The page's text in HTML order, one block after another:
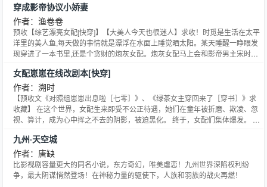
成了关琮唯一的徒弟。在人人艳羡的目光中,顾林芷封心锁爱,一心问道,却一直
不能得见师父真颜。直到有一天,她看到了净珩仙君那为数不多的画像之一,然后
转身奔回住所,一脚踹开平日里那总是故作神秘关着的、师父的洞府大门,给老娘
滚出来！渣男！嘴毒刻薄死宅大能男主X封心锁爱一心向事业爆娇女主1、修罗
场有（有其他对女主有箭头的角色）2、追妻有本文将于2月3日入V,不开防盗,
谢谢小天使们的支持,另外给喜欢跳订的小天使指个路（以目前存稿进度为
准）：1、文案情节在44章2、凡界的一些真相在52~54章3、两人第一次摊牌
在第57~58章4、仙网的问题在59章往后5、全部真相得在中后段揭晓,目前还没
存稿到那里,存稿完会具体定位到章节——预收《知心哥哥人美心善》——江晚
念六岁的时候随父母拜访冥夜谷,结识了一位貌美身弱的小姐姐商离,临别时商离
送给她一节灵竹,江晚念靠着它和商离做了十年的笔友。这十年里,江晚念什么都
和商离说,包括她和隔壁门派少主宋应淮从相看两厌到情投意合。可就在两家有
结亲之意时,宋应淮救回来一位孱弱的姑娘,对定亲之事一推再推,这一推,就推到
了两人升入仙宫宫学。入学当天,江晚念和那姑娘落入寒灵潭中,看着宋应淮奋力
游向那即将沉入水底的娇弱身影,被寒灵束住手脚和脖颈的江晚念连救命都喊不
出。就在她接受走向死亡的命运之际,一双有力的手环住她的腰往上浮,阳光穿过
波光粼粼的水面,她看到了那人带着明显喉结的脖颈上挂着的、和她手中一模一
意。
穿成影帝协议小娇妻
作者：渔卷卷
预收【综艺漂亮女配[快穿]】【大美人今天也很迷人】求收！时觅是生活在太平
洋里的美人鱼,每天做的事情就是漂浮在水面上睡觉晒太阳。某天睡醒一睁眼发
现穿进了一本书里,还是个贪财的炮灰女配。炮灰女配马上会和影帝男主宋时亦
不复返。时觅不想死,刚拥有双腿的她学着人类一步一步准备开溜。刚巧宋时亦
进来,给她递了一份结婚协议,时小姐,这是结婚协议。你和我结婚的这一年里,我
名下所有的资产你都可以随意消费,包,汽车,别墅,私人飞机,只要是你名下的产物,
未来离婚都归你。我只有一个要求,配合我在家人面前秀恩爱。时觅想也没想拒
绝,不……【系统激活,恭喜宿主绑定秀恩爱系统】【宿主想要一直维持人形,需
为零时,宿主会永远变成一条美人鱼,回不去家,任务完成将获得双腿】时觅握拳,
不惜一切也都会做到。下一本【综艺漂亮女配[快穿]】求收藏！云莜莜熬夜学习
猝死,被一个名叫女配逆袭的系统绑定,进入各个世界完成原主心愿,替她们过好
一生,任务完成可以获得重生的机会。姐弟综艺【被全网黑顶流的素人呆瓜姐姐
后来,所有男嘉宾都爱她,争抢叫她姐姐。】带娃综艺【被熊孩子折腾,被网友吐
女配崽崽在线改剧本[快穿]
作者：溯时
【预收文《对照组崽崽出息啦［七零］》、《绿茶女主穿回来了［穿书］》求
收藏】 在这个世界，女配生来即受不公正待遇，她们在童年被折磨、欺凌、忽
视、算计，成为心中挥之不去的阴影，被迫黑化。 终于，女配们集体爆发。 世
年，代替她们承受童年阴影。 年仅四岁半的小精灵白米米咬着魔法棒，拍着小
胸脯，奶声奶气地表示：“米米会争气的！” “咻”一声，精灵崽崽被快穿局丢到
人间，开启艰难模式。 世界一：【炮灰原配的苦情女儿】 世界二：【豪门被嫌
弃的聋哑真千金】 世界三：【贫民窟里的摇钱树】 世界四：【绿茶妈妈的便宜
九州·天空城
作者：唐缺
比影视剧容量更大的同名小说，东方奇幻，唯美虐恋！九州世界深陷权利纷
争，最大阴谋悄然登场！在神秘力量的驱使下，人族和羽族的战火再燃！